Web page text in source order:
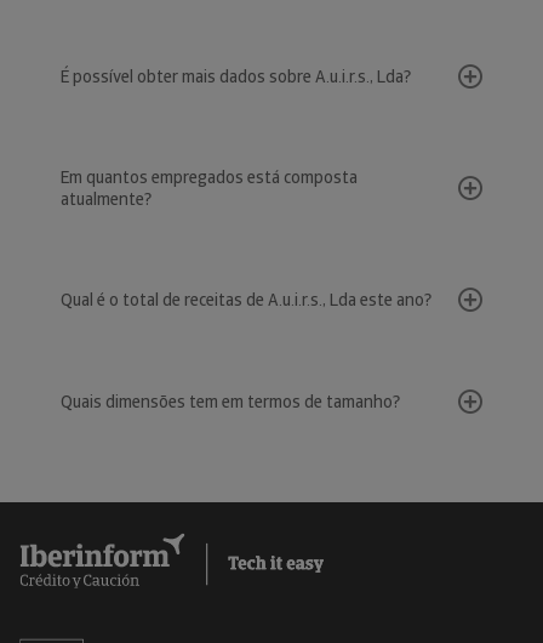
É possível obter mais dados sobre A.u.i.r.s., Lda?
Em quantos empregados está composta
atualmente?
Qual é o total de receitas de A.u.i.r.s., Lda este ano?
Quais dimensões tem em termos de tamanho?